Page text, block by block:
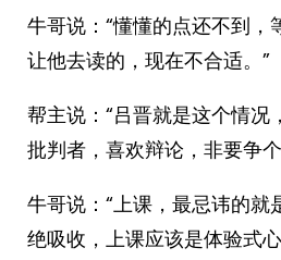
牛哥说：“懂懂的点还不到，
让他去读的，现在不合适。”
帮主说：“吕晋就是这个情况
批判者，喜欢辩论，非要争
牛哥说：“上课，最忌讳的就
绝吸收，上课应该是体验式